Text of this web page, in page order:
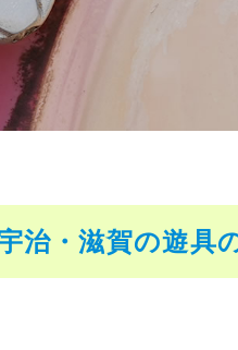
・滋賀の遊具